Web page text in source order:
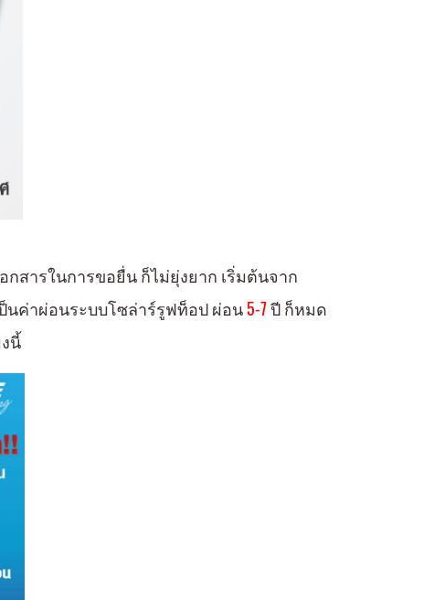
อกสารในการขอยื่น ก็ไม่ยุ่งยาก เริ่มต้นจาก
นค่าผ่อนระบบโซล่าร์รูฟท็อป ผ่อน5-7ปี ก็หมด
นี้